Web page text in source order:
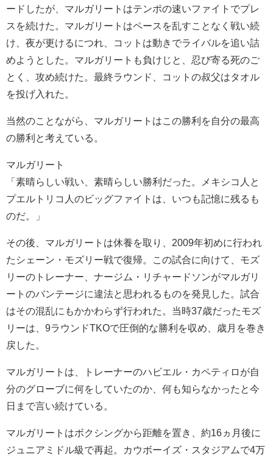
ードしたが、マルガリートはテンポの速いファイトでプレ
スを続けた。マルガリートはペースを乱すことなく戦い続
け、夜が更けるにつれ、コットは動きでライバルを追い詰
めようとした。マルガリートも負けじと、忍び寄る死のご
とく、攻め続けた。最終ラウンド、コットの叔父はタオル
を投げ入れた。
当然のことながら、マルガリートはこの勝利を自分の最高
の勝利と考えている。
マルガリート
「素晴らしい戦い、素晴らしい勝利だった。メキシコ人と
プエルトリコ人のビッグファイトは、いつも記憶に残るも
のだ。」
その後、マルガリートは休養を取り、2009年初めに行われ
たシェーン・モズリー戦で復帰。この試合に向けて、モズ
リーのトレーナー、ナージム・リチャードソンがマルガリ
ートのバンテージに違法と思われるものを発見した。試合
はその混乱にもかかわらず行われた。当時37歳だったモズ
リーは、9ラウンドTKOで圧倒的な勝利を収め、歳月を巻き
戻した。
マルガリートは、トレーナーのハビエル・カペティロが自
分のグローブに何をしていたのか、何も知らなかったと今
日まで言い続けている。
マルガリートはボクシングから距離を置き、約16ヵ月後に
ジュニアミドル級で再起。カウボーイズ・スタジアムで4万